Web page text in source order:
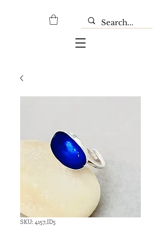
SKU: 4157,ID5